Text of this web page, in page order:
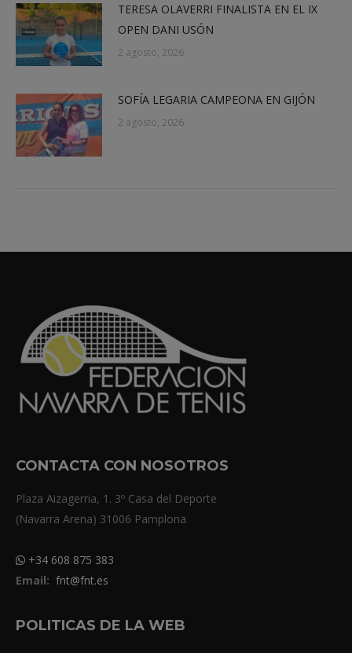
TERESA OLAVERRI FINALISTA EN EL IX
OPEN DANI USÓN
2 agosto, 2026
SOFÍA LEGARIA CAMPEONA EN GIJÓN
2 agosto, 2026
CONTACTA CON NOSOTROS
Plaza Aizagerria, 1. 3º Casa del Deporte
(Navarra Arena) 31006 Pamplona
+34 608 875 383
Email: fnt@fnt.es
POLITICAS DE LA WEB